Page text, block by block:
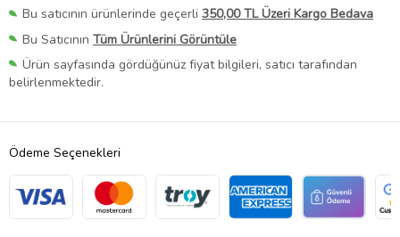
Bu satıcının ürünlerinde geçerli 350,00 TL Üzeri Kargo Bedava
Bu Satıcının Tüm Ürünlerini Görüntüle
Ürün sayfasında gördüğünüz fiyat bilgileri, satıcı tarafından
belirlenmektedir.
Ödeme Seçenekleri